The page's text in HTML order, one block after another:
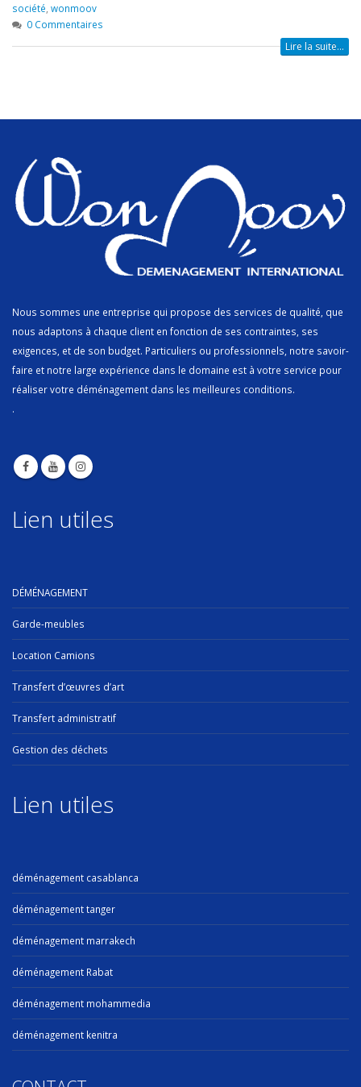
société, wonmoov
0 Commentaires
Lire la suite...
Nous sommes une entreprise qui propose des services de qualité, que
nous adaptons à chaque client en fonction de ses contraintes, ses
exigences, et de son budget. Particuliers ou professionnels, notre savoir-
faire et notre large expérience dans le domaine est à votre service pour
réaliser votre déménagement dans les meilleures conditions.
.
Lien utiles
DÉMÉNAGEMENT
Garde-meubles
Location Camions
Transfert d’œuvres d’art
Transfert administratif
Gestion des déchets
Lien utiles
déménagement casablanca
déménagement tanger
déménagement marrakech
déménagement Rabat
déménagement mohammedia
déménagement kenitra